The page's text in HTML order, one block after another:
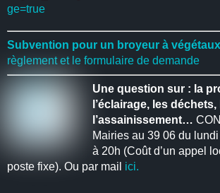
ge=true
Subvention pour un broyeur à
règlement et le formulaire de demande
Une question sur : la
l’éclairage, les
l’assainissement…
Mairies au 39 06 du
à 20h (Coût d’un appel
poste fixe). Ou par mail ici.